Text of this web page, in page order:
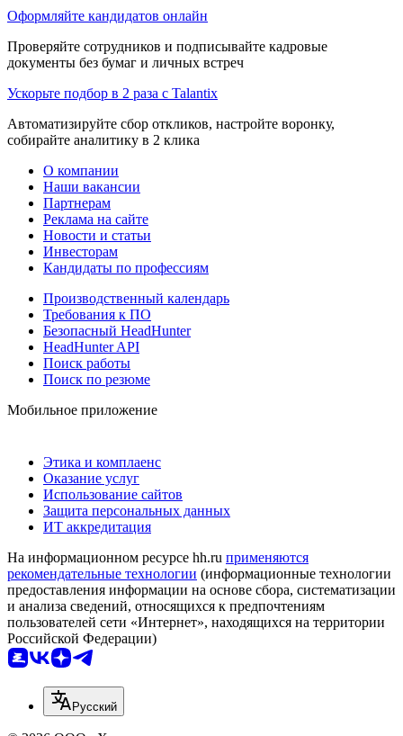
Оформляйте кандидатов онлайн
Проверяйте сотрудников и подписывайте кадровые
документы без бумаг и личных встреч
Ускорьте подбор в 2 раза с Talantix
Автоматизируйте сбор откликов, настройте воронку,
собирайте аналитику в 2 клика
О компании
Наши вакансии
Партнерам
Реклама на сайте
Новости и статьи
Инвесторам
Кандидаты по профессиям
Производственный календарь
Требования к ПО
Безопасный HeadHunter
HeadHunter API
Поиск работы
Поиск по резюме
Мобильное приложение
Этика и комплаенс
Оказание услуг
Использование сайтов
Защита персональных данных
ИТ аккредитация
На информационном ресурсе hh.ru применяются
рекомендательные технологии (информационные технологии
предоставления информации на основе сбора, систематизации
и анализа сведений, относящихся к предпочтениям
пользователей сети «Интернет», находящихся на территории
Российской Федерации)
Русский